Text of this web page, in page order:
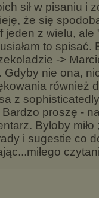
sił w pisaniu i
że się
z wielu, ale
to spisać.
->
Gdyby nie ona,
również
z
proszę -
Byłoby miło
i sugestie co